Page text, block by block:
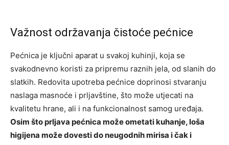
Važnost održavanja čistoće pećnice
Pećnica je ključni aparat u svakoj kuhinji, koja se
svakodnevno koristi za pripremu raznih jela, od slanih do
slatkih. Redovita upotreba pećnice doprinosi stvaranju
naslaga masnoće i prljavštine, što može utjecati na
kvalitetu hrane, ali i na funkcionalnost samog uređaja.
Osim što prljava pećnica može ometati kuhanje, loša
higijena može dovesti do neugodnih mirisa i čak i